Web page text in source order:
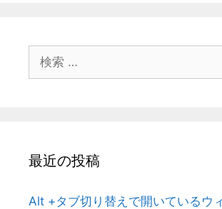
索:
最近の投稿
Alt +タブ切り替えで開いているウ